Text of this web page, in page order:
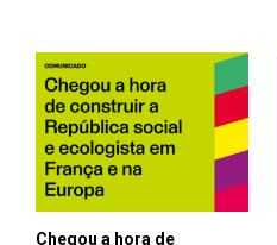
Chegou a hora de